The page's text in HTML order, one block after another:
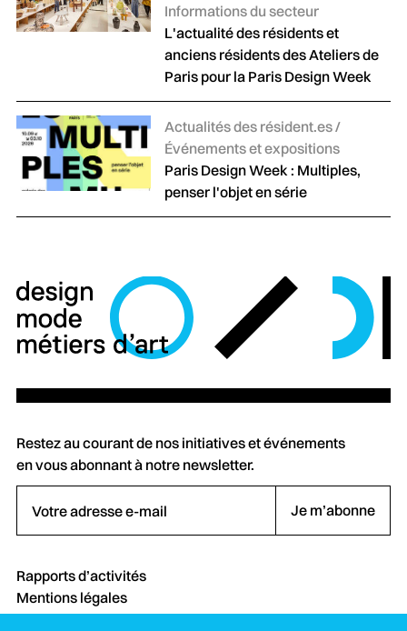
Informations du secteur
L'actualité des résidents et
anciens résidents des Ateliers de
Paris pour la Paris Design Week
Catégories :
Actualités des résident.es /
Événements et expositions
Paris Design Week : Multiples,
penser l'objet en série
Restez au courant de nos initiatives et événements
en vous abonnant à notre newsletter.
Je m’abonne
Rapports d’activités
Mentions légales
Crédits